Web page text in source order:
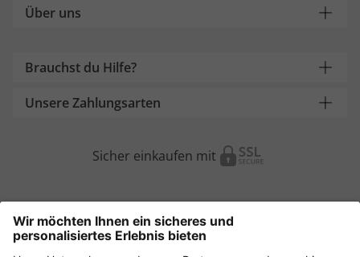
Über uns
Brauchst du Hilfe?
Unsere Zahlungsarten
Sicher einkaufen mit
Weitere Onlineshops